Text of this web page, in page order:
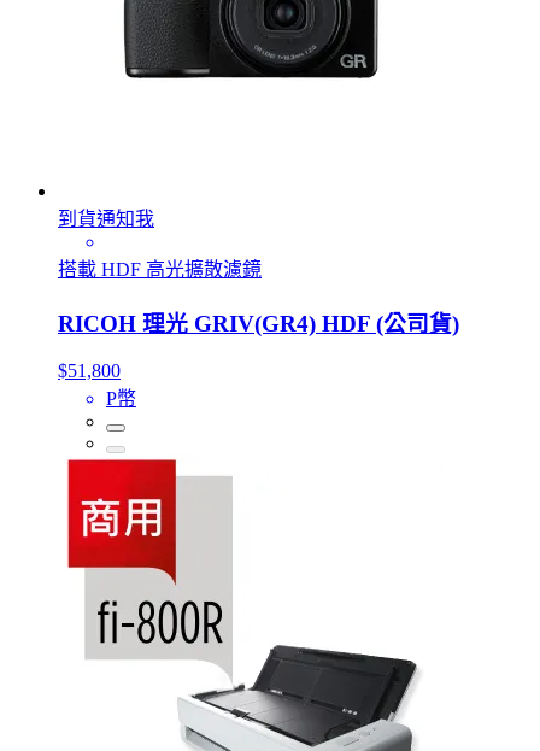
到貨通知我
搭載 HDF 高光擴散濾鏡
RICOH 理光 GRIV(GR4) HDF (公司貨)
$51,800
P幣